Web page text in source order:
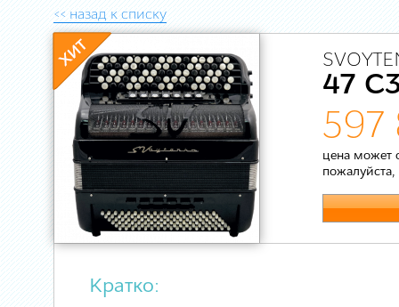
<< назад к списку
47
597
цена может
пожалуйста,
Кратко: